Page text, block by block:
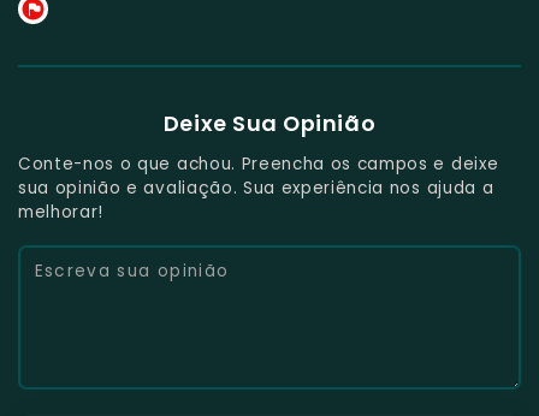
Deixe Sua Opinião
Conte-nos o que achou. Preencha os campos e deixe
sua opinião e avaliação. Sua experiência nos ajuda a
melhorar!